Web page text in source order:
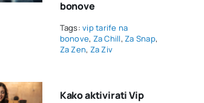
bonove
Tags:vip tarife na
bonove, Za Chill,Za Snap,
Za Zen, Za Ziv
Kako aktivirati Vip